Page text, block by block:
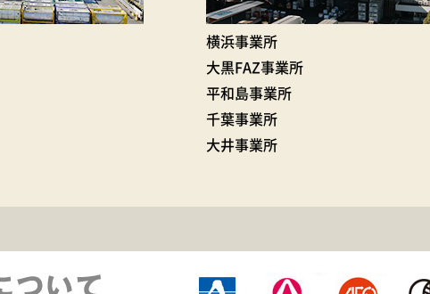
横浜事業所
大黒FAZ事業所
平和島事業所
千葉事業所
大井事業所